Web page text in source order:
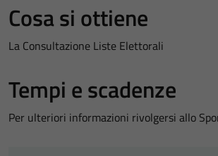
Cosa si ottiene
La Consultazione Liste Elettorali
Tempi e scadenze
Per ulteriori informazioni rivolgersi allo